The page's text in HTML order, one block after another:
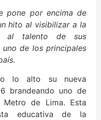
pone por encima de
hito al visibilizar a la
al talento de sus
de los principales
lo alto su nueva
brandeando uno de
de Lima. Esta
educativa de la